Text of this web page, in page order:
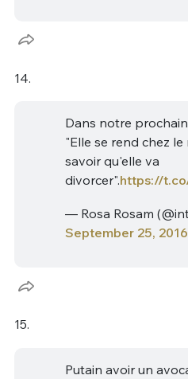
14.
Dans notre
"Elle se rend chez
savoir qu'elle va
divorcer".https://
— Rosa Rosam
September 25, 2016
15.
Putain avoir un